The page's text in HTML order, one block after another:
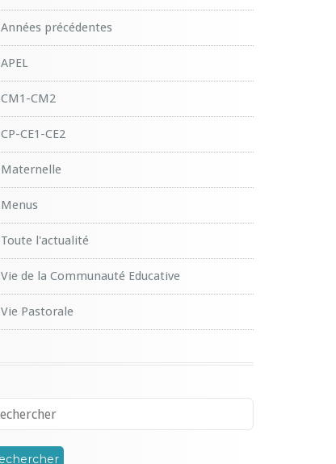
Années précédentes
APEL
CM1-CM2
CP-CE1-CE2
Maternelle
Menus
Toute l'actualité
Vie de la Communauté Educative
Vie Pastorale